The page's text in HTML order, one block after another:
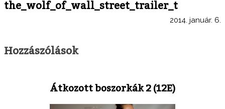
the_wolf_of_wall_street_trailer_t
2014. január. 6.
Hozzászólások
Átkozott boszorkák 2 (12E)